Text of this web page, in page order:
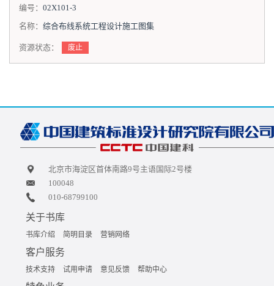
编号： 02X101-3
名称： 综合布线系统工程设计施工图集
资源状态： 废止
北京市海淀区首体南路9号主语国际2号楼
100048
010-68799100
关于书库
书库介绍 简明目录 营销网络
客户服务
技术支持 试用申请 意见反馈 帮助中心